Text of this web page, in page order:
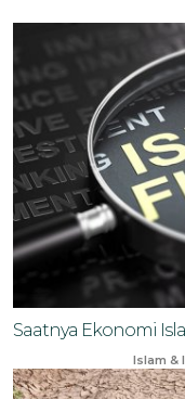
Saatnya Ekonomi
Islam &